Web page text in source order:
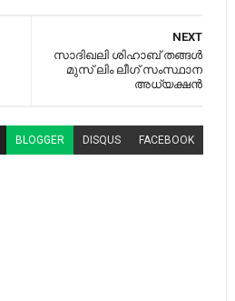
NEXT
സാദിഖലി ശിഹാബ് തങ്ങൾ
മുസ് ലിം ലീഗ് സംസ്ഥാന
അധ്യക്ഷൻ
BLOGGER DISQUS FACEBOOK